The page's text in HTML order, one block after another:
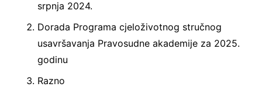
srpnja 2024.
Dorada Programa cjeloživotnog stručnog
usavršavanja Pravosudne akademije za 2025.
godinu
Razno